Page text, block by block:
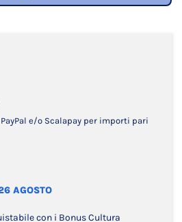
e/o Scalapay per importi pari
AGOSTO
con i Bonus Cultura